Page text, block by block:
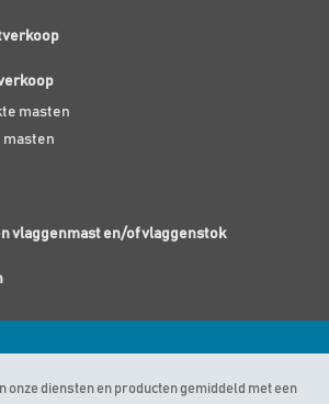
masten
masten
vlaggenmast en/of vlaggenstok
onze diensten en producten gemiddeld met een